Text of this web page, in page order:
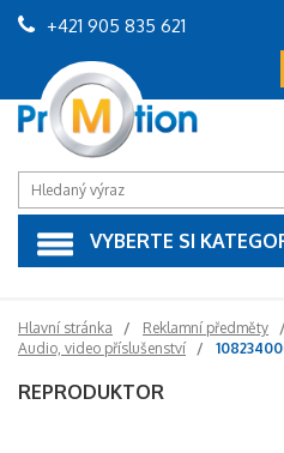
+421 905 835 621
VYBERTE SI
Hlavní stránka Reklamní předměty
Audio, video příslušenství
REPRODUKTOR